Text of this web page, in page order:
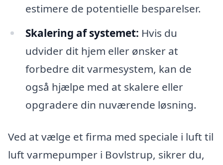
estimere de potentielle besparelser.
Skalering af systemet: Hvis du
udvider dit hjem eller ønsker at
forbedre dit varmesystem, kan de
også hjælpe med at skalere eller
opgradere din nuværende løsning.
Ved at vælge et firma med speciale i luft til
luft varmepumper i Bovlstrup, sikrer du,